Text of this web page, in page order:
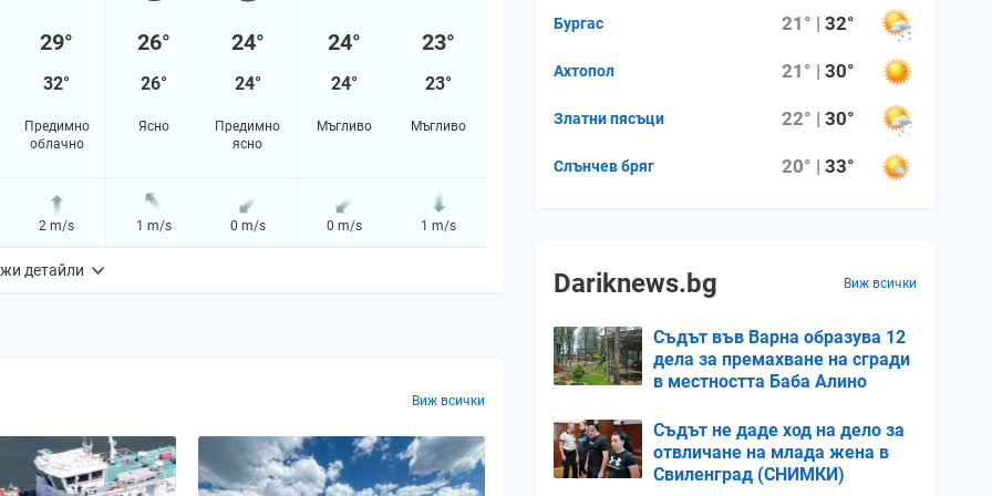
29°
32°
Предимно
облачно
2 m/s
44%
1007.55 hPa
26°
26°
Ясно
1 m/s
1008.59 hPa
24°
24°
Предимно
ясно
0 m/s
1008.6 hPa
24°
24°
Мъгливо
0 m/s
1007.63 hPa
23°
23°
Мъгливо
1 m/s
1007.15 hPa
детайли
Виж всички
Бургас 21° |32°
Ахтопол 21° |30°
Златни пясъци 22° |30°
Слънчев бряг 20° |33°
Dariknews.bg Виж всички
Съдът във Варна образува 12
дела за премахване на сгради
в местността Баба Алино
Съдът не даде ход на дело за
отвличане на млада жена в
Свиленград (СНИМКИ)